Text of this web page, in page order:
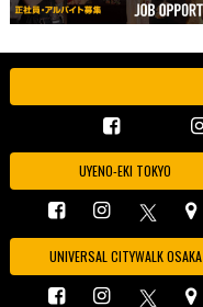
UYENO-EKI TOKYO
UNIVERSAL CITYWALK OSAKA